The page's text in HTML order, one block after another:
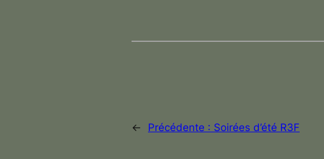
← Précédente : Soirées d’été R3F